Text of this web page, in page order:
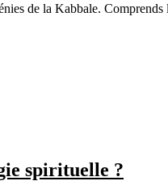
de la Kabbale.
spirituelle ?